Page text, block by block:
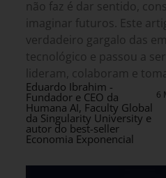
não faz é dar sentido,
imaginar futuros. Este
verdadeiro gargalo das
tecnológico e passou a
lideram, colaboram e
Eduardo Ibrahim -
Fundador e CEO da
Humana AI, Faculty Global
da Singularity University e
autor do best-seller
Economia Exponencial
6